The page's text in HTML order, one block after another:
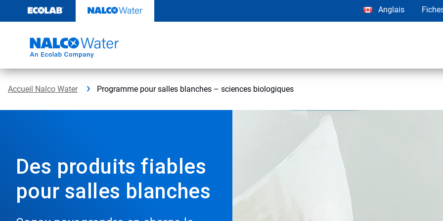
contenu​​​​​​​
Anglais
Accueil Nalco Water Programme pour salles blanches – sciences biologiques
Des produits fiables
pour salles blanches